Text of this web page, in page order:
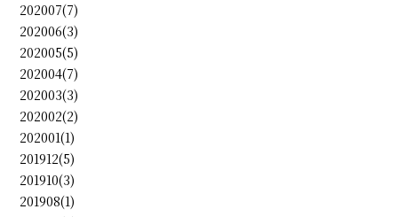
202007(7)
202006(3)
202005(5)
202004(7)
202003(3)
202002(2)
202001(1)
201912(5)
201910(3)
201908(1)